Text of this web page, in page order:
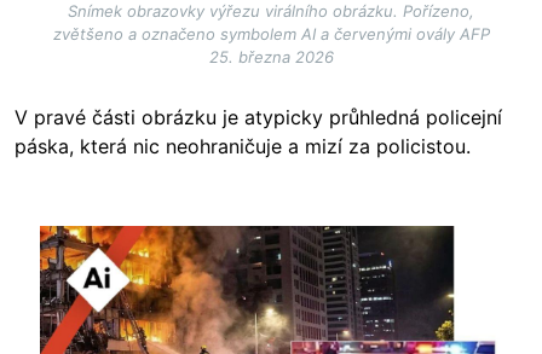
Snímek obrazovky výřezu virálního obrázku. Pořízeno,
zvětšeno a označeno symbolem AI a červenými ovály AFP
25. března 2026
V pravé části obrázku je atypicky průhledná policejní
páska, která nic neohraničuje a mizí za policistou.
Image